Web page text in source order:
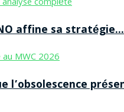
affine sa